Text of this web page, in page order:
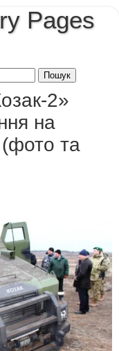
Pages
2»
на
(фото та